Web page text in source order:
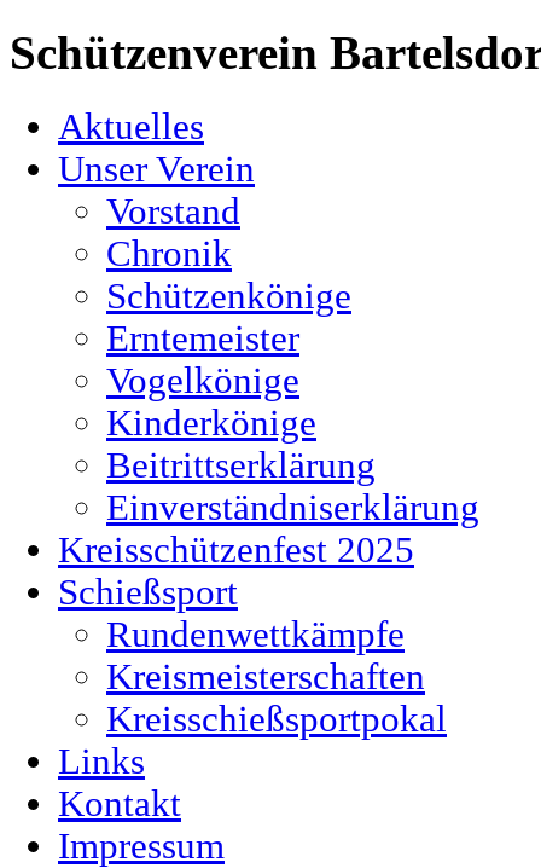
Schützenverein
Aktuelles
Unser Verein
Vorstand
Chronik
Schützenkönige
Erntemeister
Vogelkönige
Kinderkönige
Beitrittserklärung
Einverständniserklärung
Kreisschützenfest 2025
Schießsport
Rundenwettkämpfe
Kreismeisterschaften
Kreisschießsportpokal
Links
Kontakt
Impressum